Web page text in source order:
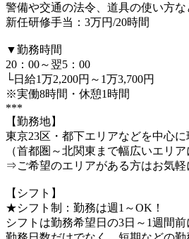
警備や交通の法令、道具の使い方
新任研修手当：3万円/20時間
▼勤務時間
20：00～翌5：00
└日給1万2,200円～1万3,700円
※実働8時間・休憩1時間
***
【勤務地】
東京23区・都下エリアなどを中心に
（首都圏～北関東まで幅広いエリア
⇒ご希望のエリアがある方はお気軽
【シフト】
★シフト制：勤務は週1～OK！
シフトは勤務希望日の3日～1週間前